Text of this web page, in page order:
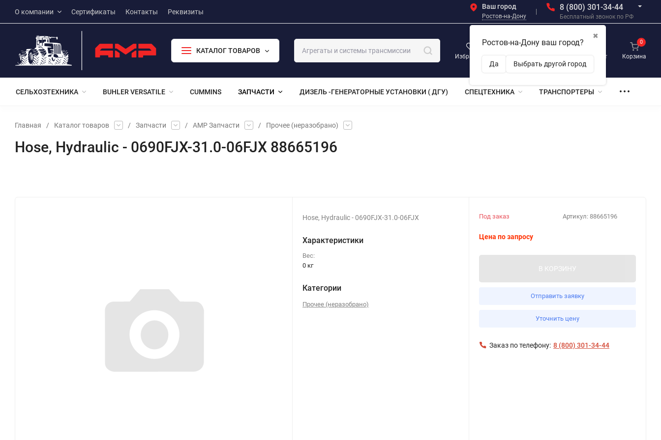
О компании Сертификаты Контакты Реквизиты
Ваш город
Ростов-на-Дону
✖
Ростов-на-Дону ваш город?
Да Выбрать другой город
8 (800) 301-34-44
Бесплатный звонок по РФ
КАТАЛОГ ТОВАРОВ
Избранное
0
Личный кабинет Корзина
0
СЕЛЬХОЗТЕХНИКА BUHLER VERSATILE CUMMINS ЗАПЧАСТИ ДИЗЕЛЬ -ГЕНЕРАТОРНЫЕ УСТАНОВКИ ( ДГУ) СПЕЦТЕХНИКА ТРАНСПОРТЕРЫ
Главная / Каталог товаров / Запчасти / АМР Запчасти / Прочее (неразобрано)
Hose, Hydraulic - 0690FJX-31.0-06FJX 88665196
Hose, Hydraulic - 0690FJX-31.0-06FJX
Характеристики
Вес:
0 кг
Категории
Прочее (неразобрано)
Артикул: 88665196
Под заказ
Цена по запросу
В КОРЗИНУ
Отправить заявку
Уточнить цену
Заказ по телефону: 8 (800) 301-34-44